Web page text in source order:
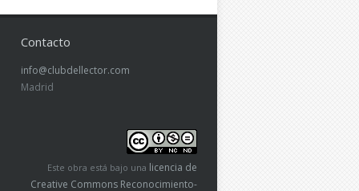
Contacto
info@clubdellector.com
Madrid
Este obra está bajo una licencia de
Creative Commons Reconocimiento-